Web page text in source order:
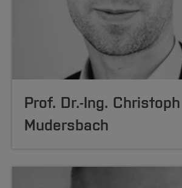
Prof. Dr.-Ing. Christoph
Mudersbach